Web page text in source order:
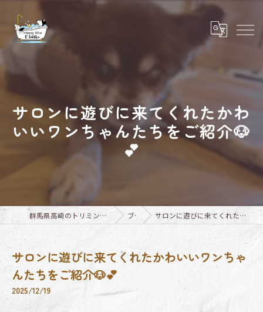
サロンに遊びに来てくれたかわ
いいワンちゃんたちをご紹介🐶
💕
群馬県高崎のトリミングならTrimming Salon E-basho ブログ サロンに遊びに来てくれたかわいいワンちゃんたちをご紹介🐶💕
サロンに遊びに来てくれたかわいいワンちゃ
んたちをご紹介🐶💕
2025/12/19